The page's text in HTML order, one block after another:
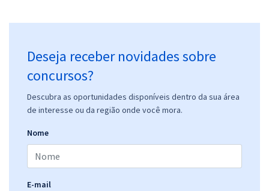
Deseja receber novidades sobre
concursos?
Descubra as oportunidades disponíveis dentro da sua área
de interesse ou da região onde você mora.
Nome
E-mail